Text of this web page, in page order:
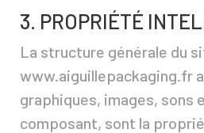
3. PROPRIÉTÉ
La structure générale du
www.aiguillepackaging.fr
graphiques, images, sons
composant, sont la